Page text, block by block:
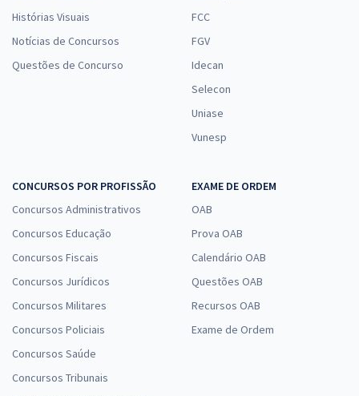
Histórias Visuais
Notícias de Concursos
Questões de Concurso
FCC
FGV
Idecan
Selecon
Uniase
Vunesp
CONCURSOS POR PROFISSÃO
Concursos Administrativos
Concursos Educação
Concursos Fiscais
Concursos Jurídicos
Concursos Militares
Concursos Policiais
Concursos Saúde
Concursos Tribunais
EXAME DE ORDEM
OAB
Prova OAB
Calendário OAB
Questões OAB
Recursos OAB
Exame de Ordem